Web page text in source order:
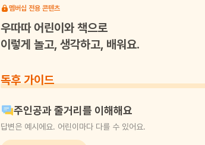
멤버십 전용 콘텐츠
우따따어린이와 책으로
이렇게 놀고, 생각하고, 배워요.
독후 가이드
주인공과 줄거리를 이해해요
답변은 예시에요. 어린이마다 다를 수 있어요.